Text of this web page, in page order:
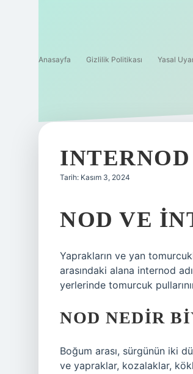
Anasayfa Gizlilik Politikası Yasal
Tarih: Kasım 3, 2024
NOD VE
Yaprakların ve yan
arasındaki alana internod
yerlerinde tomurcuk
NOD NEDIR
Boğum arası, sürgünün iki
ve yapraklar, kozalaklar,